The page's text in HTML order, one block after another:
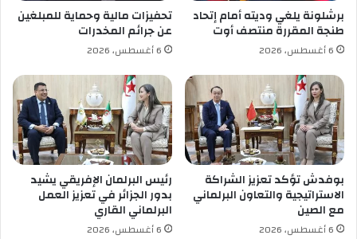
و
ن
ا
ا
م
س
ج
د
س
ك
و
ر
و
ن
ح
ط
ر
ح
ا
ل
برشلونة يلغي وديته أمام إتحاد
طنجة المقررة منتصف أوت
6 أغسطس، 2026
تحفيزات مالية وحماية للمبلغين
عن جرائم المخدرات
6 أغسطس، 2026
بوفدش تؤكد تعزيز الشراكة
الاستراتيجية والتعاون البرلماني
مع الصين
6 أغسطس، 2026
رئيس البرلمان الإفريقي يشيد
بدور الجزائر في تعزيز العمل
البرلماني القاري
6 أغسطس، 2026